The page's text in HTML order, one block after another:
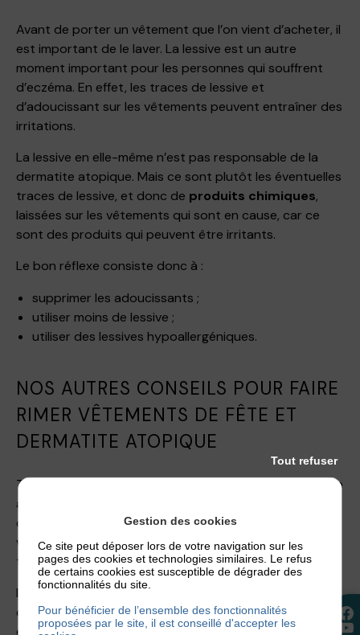
Avant de porter un vêtement que l’on vient d’acheter, il
est important de le laver. La lessive est un autre
moment important pour les personnes qui souffrent
d’eczéma. En effet, les traces de lessive et
d’adoucissant sur les vêtements peuvent entraîner des
irritations.
La lessive en elle-même n’est pas responsable de la
dermatite atopique. Mais ce sont plutôt les éventuelles
traces de lessive, et donc de produits chimiques,
laissées sur les vêtements qui sont en cause, car ce
sont des produits qui peuvent être irritants.
Le bon réflexe consiste donc à :
supprimer les adoucissants ;
utiliser moins de lessive ;
utiliser des lessives hypoallergéniques.
NOS AUTRES CONSEILS POUR FAIRE
RIMER VÊTEMENTS DE FÊTE ET
DERMATITE ATOPIQUE
Tout est dans le détail quand on vit avec une dermatite
atopique. Par exemple,
d’une robe peut irriter la peau. Alors, pour vos
vêtements de fête, appliquez la même routine qu’avec
tous vos autres vêtements et coupez les étiquettes.
Il faut également rester vigilant sur d’autres éléments,
comme lesboutons métalliqueset les fermetures
éclair qui peuvent être source de frottements et
Gestion des cookies
Ce site peut déposer lors de votre navigation sur les
pages des cookies et technologies similaires. Le refus
de certains cookies est susceptible de dégrader des
fonctionnalités du site.
Pour bénéficier de l’ensemble des fonctionnalités
proposées par le site, il est conseillé d'accepter les
Tout refuser